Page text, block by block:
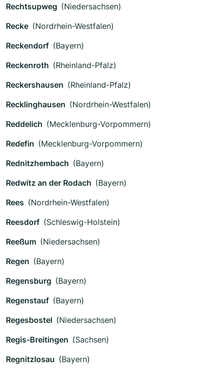
Rechtsupweg (Niedersachsen)
Recke (Nordrhein-Westfalen)
Reckendorf (Bayern)
Reckenroth (Rheinland-Pfalz)
Reckershausen (Rheinland-Pfalz)
Recklinghausen (Nordrhein-Westfalen)
Reddelich (Mecklenburg-Vorpommern)
Redefin (Mecklenburg-Vorpommern)
Rednitzhembach (Bayern)
Redwitz an der Rodach (Bayern)
Rees (Nordrhein-Westfalen)
Reesdorf (Schleswig-Holstein)
Reeßum (Niedersachsen)
Regen (Bayern)
Regensburg (Bayern)
Regenstauf (Bayern)
Regesbostel (Niedersachsen)
Regis-Breitingen (Sachsen)
Regnitzlosau (Bayern)